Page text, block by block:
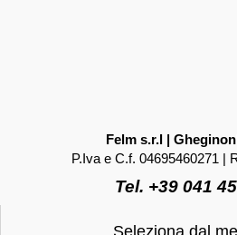
Felm s.r.l |
P.Iva e C.f. 04695460271 |
Tel. +39 041
Seleziona dal